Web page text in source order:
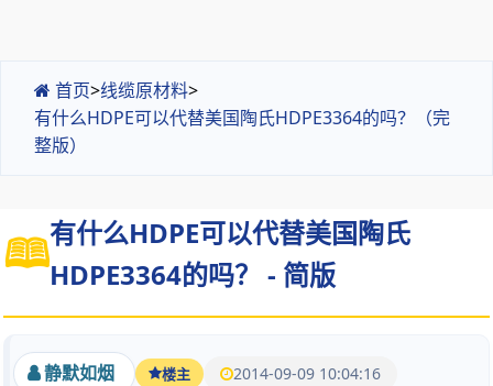
首页>线缆原材料>
有什么HDPE可以代替美国陶氏HDPE3364的吗？（完
整版）
有什么HDPE可以代替美国陶氏
HDPE3364的吗？ - 简版
静默如烟 楼主 2014-09-09 10:04:16